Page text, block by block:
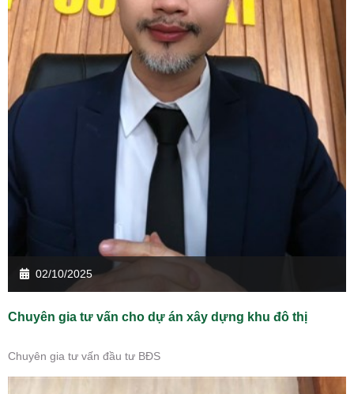
02/10/2025
Chuyên gia tư vấn cho dự án xây dựng khu đô thị
Chuyên gia tư vấn đầu tư BĐS